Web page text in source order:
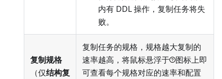
内有 DDL 操作，复制任务将失
败。
复制规格
（仅结构复
复制任务的规格，规格越大复制的
速率越高，将鼠标悬浮于 图标上即
可查看每个规格对应的速率和配置